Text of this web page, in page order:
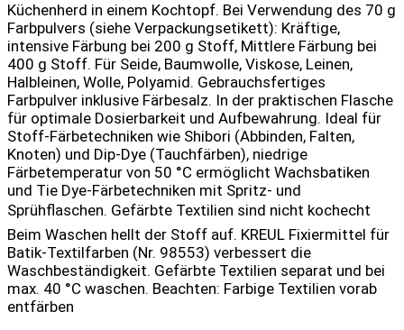
Küchenherd in einem Kochtopf. Bei Verwendung des 70 g
Farbpulvers (siehe Verpackungsetikett): Kräftige,
intensive Färbung bei 200 g Stoff, Mittlere Färbung bei
400 g Stoff. Für Seide, Baumwolle, Viskose, Leinen,
Halbleinen, Wolle, Polyamid. Gebrauchsfertiges
Farbpulver inklusive Färbesalz. In der praktischen Flasche
für optimale Dosierbarkeit und Aufbewahrung. Ideal für
Stoff-Färbetechniken wie Shibori (Abbinden, Falten,
Knoten) und Dip-Dye (Tauchfärben), niedrige
Färbetemperatur von 50 °C ermöglicht Wachsbatiken
und Tie Dye-Färbetechniken mit Spritz- und
Sprühflaschen. Gefärbte Textilien sind nicht kochecht 
Beim Waschen hellt der Stoff auf. KREUL Fixiermittel für
Batik-Textilfarben (Nr. 98553) verbessert die
Waschbeständigkeit. Gefärbte Textilien separat und bei
max. 40 °C waschen. Beachten: Farbige Textilien vorab
entfärben